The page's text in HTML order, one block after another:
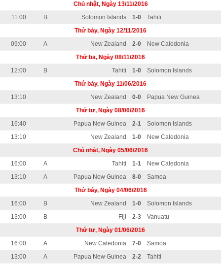
Chủ nhật, Ngày 13/11/2016
11:00
B Solomon Islands 1-0
Tahiti
Thứ bảy, Ngày 12/11/2016
09:00
A New Zealand 2-0
New Caledonia
Thứ ba, Ngày 08/11/2016
12:00
B Tahiti 1-0
Solomon Islands
Thứ bảy, Ngày 11/06/2016
13:10
New Zealand 0-0
Papua New Guinea
Thứ tư, Ngày 08/06/2016
16:40
Papua New Guinea 2-1
Solomon Islands
13:10
New Zealand 1-0
New Caledonia
Chủ nhật, Ngày 05/06/2016
16:00
A Tahiti 1-1
New Caledonia
13:10
A Papua New Guinea 8-0
Samoa
Thứ bảy, Ngày 04/06/2016
16:00
B New Zealand 1-0
Solomon Islands
13:00
B Fiji 2-3
Vanuatu
Thứ tư, Ngày 01/06/2016
16:00
A New Caledonia 7-0
Samoa
13:00
A Papua New Guinea 2-2
Tahiti